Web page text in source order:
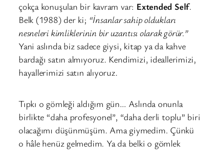
çokça konuşulan bir kavram var: Extended Self.
Belk (1988) der ki; “İnsanlar sahip oldukları
nesneleri kimliklerinin bir uzantısı olarak görür.”
Yani aslında biz sadece giysi, kitap ya da kahve
bardağı satın almıyoruz. Kendimizi, ideallerimizi,
hayallerimizi satın alıyoruz.
Tıpkı o gömleği aldığım gün… Aslında onunla
birlikte “daha profesyonel”, “daha derli toplu” biri
olacağımı düşünmüşüm. Ama giymedim. Çünkü
o hâle henüz gelmedim. Ya da belki o gömlek